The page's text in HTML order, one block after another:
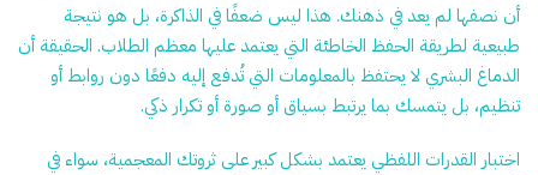
أن نصفها لم يعد في ذهنك. هذا ليس ضعفًا في الذاكرة، بل هو نتيجة
طبيعية لطريقة الحفظ الخاطئة التي يعتمد عليها معظم الطلاب. الحقيقة أن
الدماغ البشري لا يحتفظ بالمعلومات التي تُدفع إليه دفعًا دون روابط أو
تنظيم، بل يتمسك بما يرتبط بسياق أو صورة أو تكرار ذكي.
اختبار القدرات اللفظي يعتمد بشكل كبير على ثروتك المعجمية، سواء في